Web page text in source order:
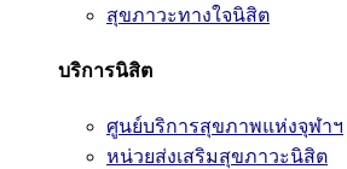
สุขภาวะทางใจนิสิต
บริการนิสิต
ศูนย์บริการสุขภาพแห่งจุฬาฯ
หน่วยส่งเสริมสุขภาวะนิสิต